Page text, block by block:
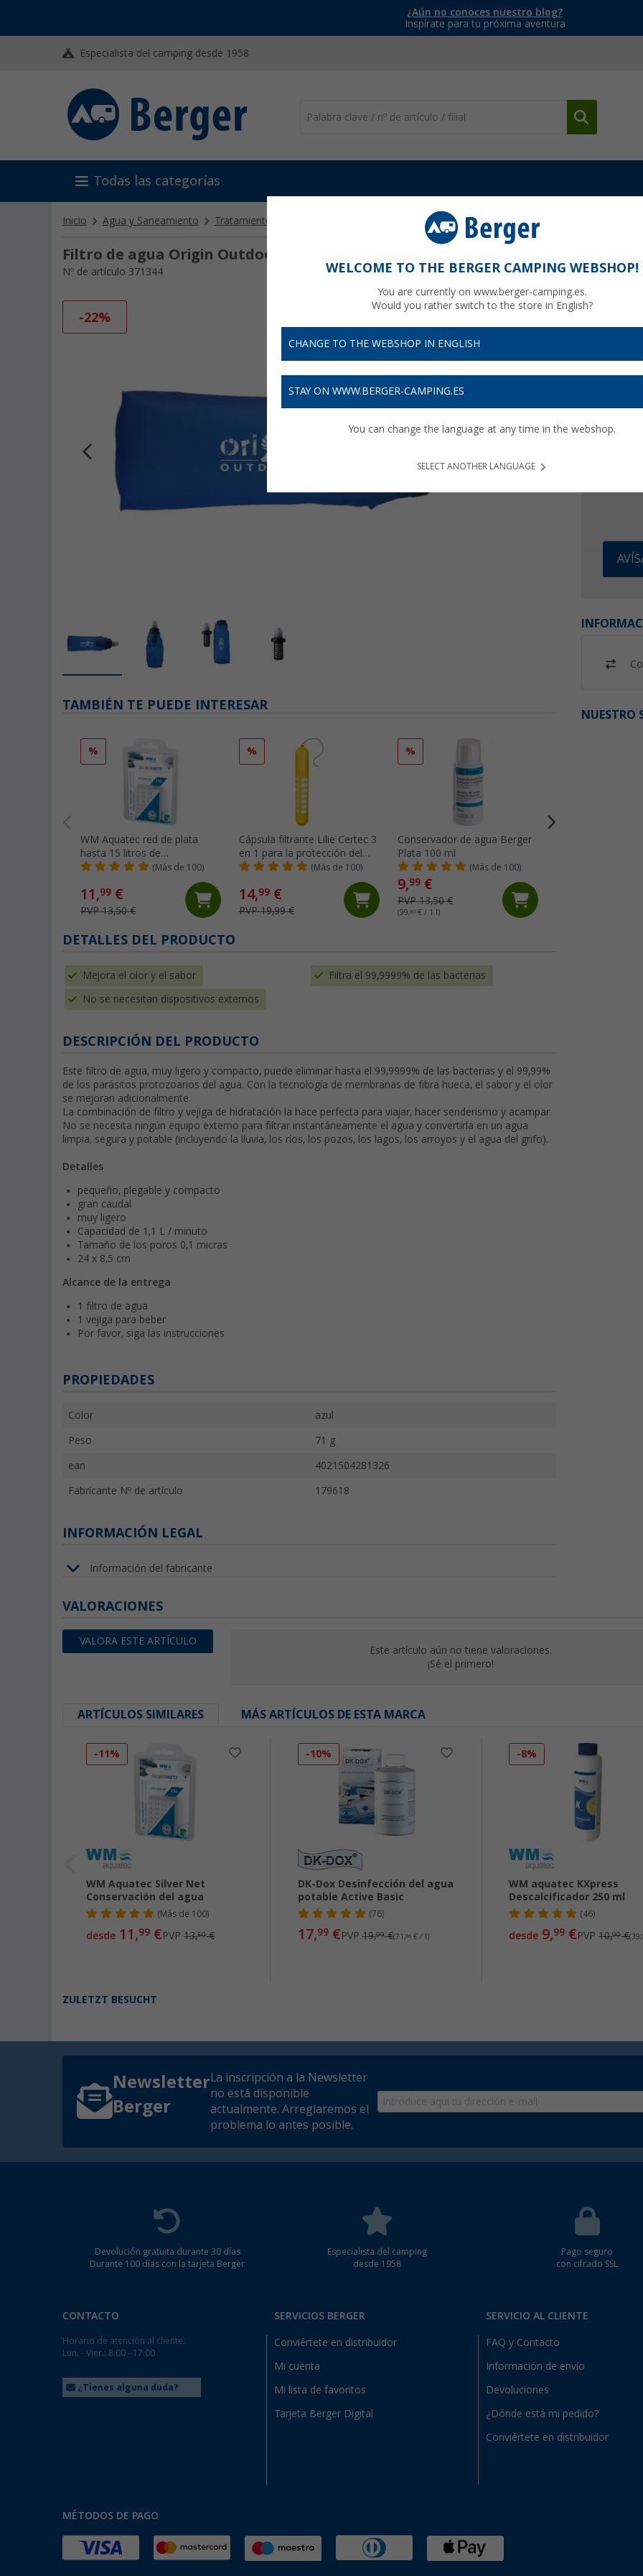
¿Aún no conoces nuestro blog?
Inspírate para tu próxima aventura
Especialista del camping desde 1958
Todas las categorías
Inicio Agua y Saneamiento Tratamiento de agua Tratamiento de agua potable Filtro de agua Origin Outdoors
Filtro de agua Origin Outdoors Dawson
Nº de artículo 371344
-22%
NUESTRO
TAMBIÉN TE PUEDE INTERESAR
%
WM Aquatec red de plata
hasta 15 litros de
conservación de agua
(Más de 100)
11,99 €
PVP 13,50 €
%
Cápsula filtrante Lilie Certec 3
en 1 para la protección del
agua dulce 30 litros(Más de 100)
14,99 €
PVP 19,99 €
%
Conservador de agua Berger
Plata 100 ml
(Más de 100)
9,99 €
PVP 13,50 €
(99,90 € / 1 l)
DETALLES DEL PRODUCTO
Mejora el olor y el sabor Filtra el 99,9999% de las bacterias
No se necesitan dispositivos externos
DESCRIPCIÓN DEL PRODUCTO
Este filtro de agua, muy ligero y compacto, puede eliminar hasta el 99,9999% de las bacterias y el 99,99%
de los parásitos protozoarios del agua. Con la tecnología de membranas de fibra hueca, el sabor y el olor
se mejoran adicionalmente.
La combinación de filtro y vejiga de hidratación la hace perfecta para viajar, hacer senderismo y acampar.
No se necesita ningún equipo externo para filtrar instantáneamente el agua y convertirla en un agua
limpia, segura y potable (incluyendo la lluvia, los ríos, los pozos, los lagos, los arroyos y el agua del grifo).
Detalles
pequeño, plegable y compacto
gran caudal
muy ligero
Capacidad de 1,1 L / minuto
Tamaño de los poros 0,1 micras
24 x 8,5 cm
Alcance de la entrega
1 filtro de agua
1 vejiga para beber
Por favor, siga las instrucciones
PROPIEDADES
Color azul
Peso 71 g
ean 4021504281326
Fabricante Nº de artículo 179618
INFORMACIÓN LEGAL
Información del fabricante
VALORACIONES
VALORA ESTE ARTÍCULO
Este artículo aún no tiene valoraciones.
¡Sé el primero!
ARTÍCULOS SIMILARES MÁS ARTÍCULOS DE ESTA MARCA
-11%
WM Aquatec Silver Net
Conservación del agua
( Más de 100)
desde 11,99 €PVP13,50€
-10%
DK-Dox Desinfección del agua
potable Active Basic
(76)
17,99€PVP 19,99€(71,96€ / l)
-8%
WM aquatec KXpress
Descalcificador 250 ml
(46)
desde 9,99 €PVP10,90€(39,
ZULETZT BESUCHT
Newsletter
Berger
La inscripción a la Newsletter
no está disponible
actualmente. Arreglaremos el
problema lo antes posible.
Devolución gratuita durante 30 días
Durante 100 días con la tarjeta Berger
Especialista del camping
desde 1958
Pago seguro
con cifrado SSL
CONTACTO
Horario de atención al cliente:
Lun. - Vier.: 8:00 - 17:00
¿Tienes alguna duda?
SERVICIOS BERGER
Conviértete en distribuidor
Mi cuenta
Mi lista de favoritos
Tarjeta Berger Digital
SERVICIO AL CLIENTE
FAQ y Contacto
Información de envío
Devoluciones
¿Dónde está mi pedido?
Conviértete en distribuidor
MÉTODOS DE PAGO
WELCOME TO THE BERGER CAMPING WEBSHOP!
You are currently on www.berger-camping.es.
Would you rather switch to the store in English?
CHANGE TO THE WEBSHOP IN ENGLISH
STAY ON WWW.BERGER-CAMPING.ES
You can change the language at any time in the webshop.
SELECT ANOTHER LANGUAGE